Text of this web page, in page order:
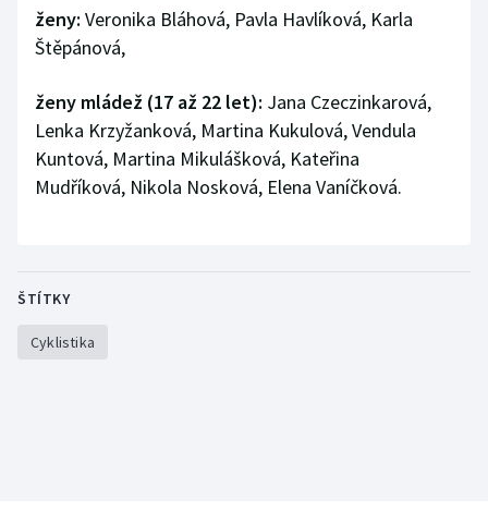
ženy: Veronika Bláhová, Pavla Havlíková, Karla
Štěpánová,
ženy mládež (17 až 22 let): Jana Czeczinkarová,
Lenka Krzyžanková, Martina Kukulová, Vendula
Kuntová, Martina Mikulášková, Kateřina
Mudříková, Nikola Nosková, Elena Vaníčková.
ŠTÍTKY
Cyklistika